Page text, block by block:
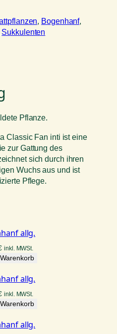
, Bogenhanf
Sukkulenten
Pflanze.
Classic Fan inti ist eine
zur Gattung des
sich durch ihren
Wuchs aus und ist
Pflege.
allg.
inkl. MWSt.
allg.
inkl. MWSt.
allg.